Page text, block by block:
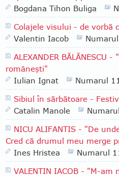
Bogdana Tihon Buliga
Colajele visului - de vorbă
Valentin Iacob
ALEXANDER
româneşti"
Iulian Ignat
Numarul
Sibiul în sărbătoare -
Catalin Manole
NICU ALIFANTIS - "De
Cred că drumul meu merge
Ines Hristea
Numarul
VALENTIN IACOB - "M-